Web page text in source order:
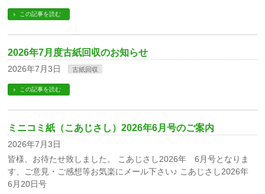
この記事を読む
2026年7月度古紙回収のお知らせ
2026年7月3日 古紙回収
この記事を読む
ミニコミ紙（こあじさし）2026年6月号のご案内
2026年7月3日
皆様、お待たせ致しました。 こあじさし2026年 6月号となりま
す、ご意見・ご感想等お気楽にメール下さい♪ こあじさし2026年
6月20日号